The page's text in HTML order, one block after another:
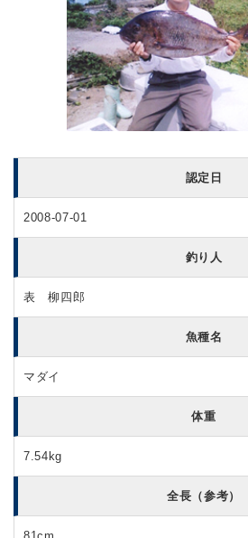
認定日
2008-07-01
釣り人
表 柳四郎
魚種名
マダイ
体重
7.54kg
全長（参考）